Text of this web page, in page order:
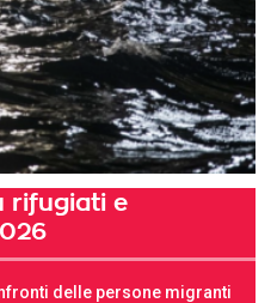
rifugiati e
delle persone migranti